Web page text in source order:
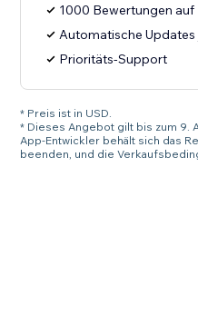
1000 Bewertungen auf
Automatische Updates
Prioritäts-Support
* Preis ist in USD.
* Dieses Angebot gilt bis zum 9.
App-Entwickler behält sich das
beenden, und die